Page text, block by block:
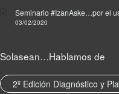
Seminario #IzanAske…por el
03/02/2020
Solasean…Hablamos de
2º Edición Diagnóstico y